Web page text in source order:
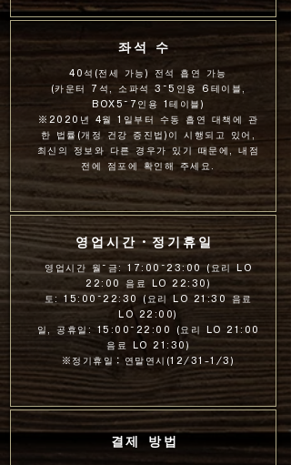
좌석 수
40석(전세 가능) 전석 흡연 가능
(카운터 7석, 소파석 3~5인용 6테이블,
BOX5~7인용 1테이블)
※2020년 4월 1일부터 수동 흡연 대책에 관
한 법률(개정 건강 증진법)이 시행되고 있어,
최신의 정보와 다른 경우가 있기 때문에, 내점
전에 점포에 확인해 주세요.
영업시간・정기휴일
영업시간 월~금: 17:00~23:00 (요리 LO
22:00 음료 LO 22:30)
토: 15:00~22:30 (요리 LO 21:30 음료
LO 22:00)
일, 공휴일: 15:00~22:00 (요리 LO 21:00
음료 LO 21:30)
※정기휴일：연말연시(12/31-1/3)
결제 방법